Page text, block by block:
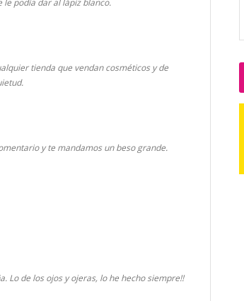
le podía dar al lápiz blanco.
tienda que vendan cosméticos y de
y te mandamos un beso grande.
Lo de los ojos y ojeras, lo he hecho siempre!!